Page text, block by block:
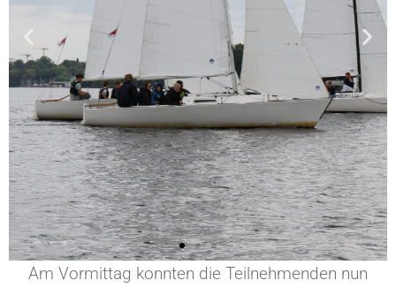
Am Vormittag konnten die Teilnehmenden nun